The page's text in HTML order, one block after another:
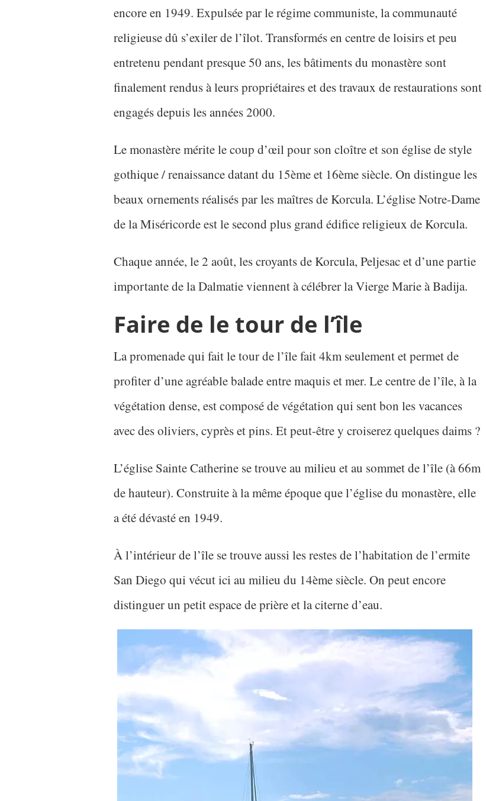
encore en 1949. Expulsée par le régime communiste, la communauté
religieuse dû s’exiler de l’îlot. Transformés en centre de loisirs et peu
entretenu pendant presque 50 ans, les bâtiments du monastère sont
finalement rendus à leurs propriétaires et des travaux de restaurations sont
engagés depuis les années 2000.
Le monastère mérite le coup d’œil pour son cloître et son église de style
gothique / renaissance datant du 15ème et 16ème siècle. On distingue les
beaux ornements réalisés par les maîtres de Korcula. L’église Notre-Dame
de la Miséricorde est le second plus grand édifice religieux de Korcula.
Chaque année, le 2 août, les croyants de Korcula, Peljesac et d’une partie
importante de la Dalmatie viennent à célébrer la Vierge Marie à Badija.
Faire de le tour de l’île
La promenade qui fait le tour de l’île fait 4km seulement et permet de
profiter d’une agréable balade entre maquis et mer. Le centre de l’île, à la
végétation dense, est composé de végétation qui sent bon les vacances
avec des oliviers, cyprès et pins. Et peut-être y croiserez quelques daims ?
L’église Sainte Catherine se trouve au milieu et au sommet de l’île (à 66m
de hauteur). Construite à la même époque que l’église du monastère, elle
a été dévasté en 1949.
À l’intérieur de l’île se trouve aussi les restes de l’habitation de l’ermite
San Diego qui vécut ici au milieu du 14ème siècle. On peut encore
distinguer un petit espace de prière et la citerne d’eau.